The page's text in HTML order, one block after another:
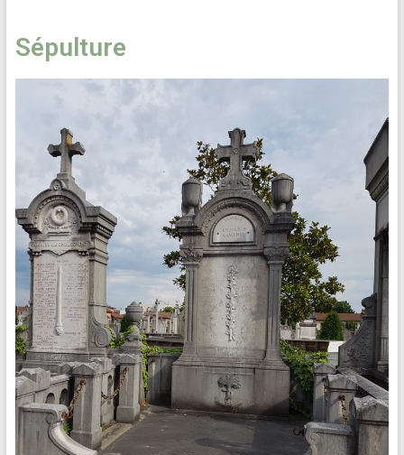
Sépulture